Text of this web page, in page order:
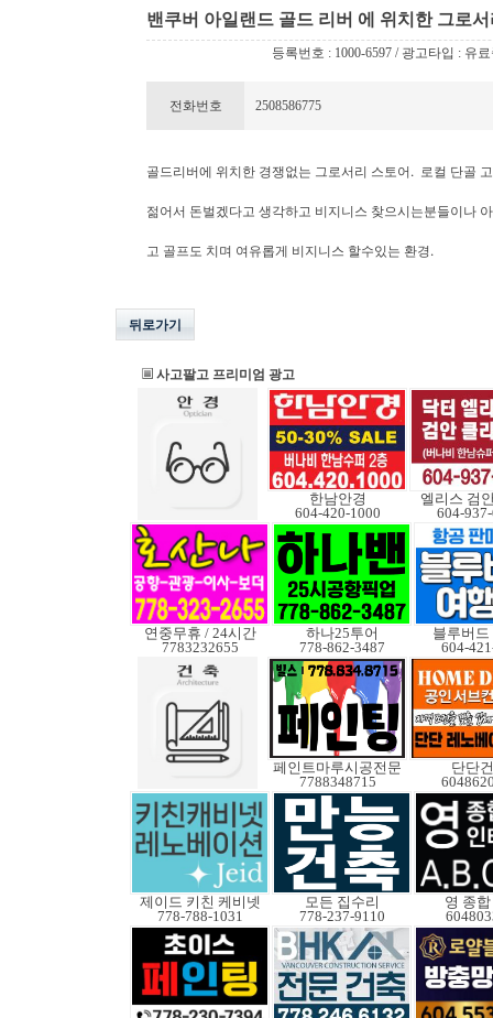
밴쿠버 아일랜드 골드 리버 에 위치한 그로
등록번호 : 1000-6597 / 광고타입 : 유
전화번호 2508586775
골드리버에 위치한 경쟁없는 그로서리 스토어. 로컬 단골
젊어서 돈벌겠다고 생각하고 비지니스 찾으시는분들이나
고 골프도 치며 여유롭게 비지니스 할수있는 환경.
뒤로가기
사고팔고 프리미엄 광고
한남안경
604-420-1000
엘리스 검
604-
연중무휴 / 24시간
7783232655
하나25투어
778-862-3487
블루버드
604-
페인트마루시공전문
7788348715
단단
제이드 키친 케비넷
778-788-1031
모든 집수리
778-237-9110
영 종